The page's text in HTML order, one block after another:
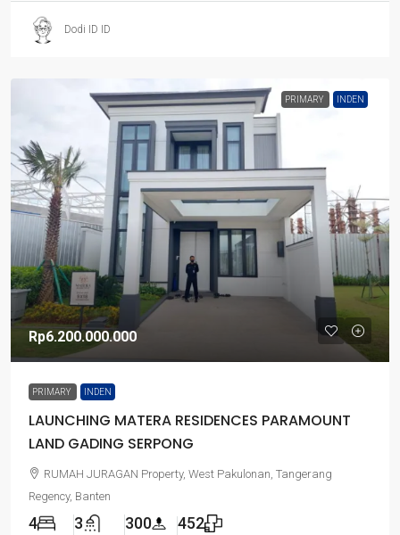
Dodi ID ID
PRIMARY INDEN
Rp6.200.000.000
PRIMARY INDEN
LAUNCHING MATERA RESIDENCES PARAMOUNT
LAND GADING SERPONG
RUMAH JURAGAN Property, West Pakulonan, Tangerang
Regency, Banten
4 3 300 452